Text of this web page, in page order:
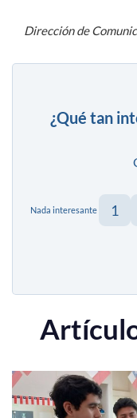
Dirección de
¿Qué tan
Nada interesante 1